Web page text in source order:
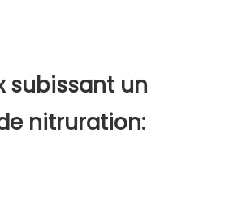
subissant un
nitruration: